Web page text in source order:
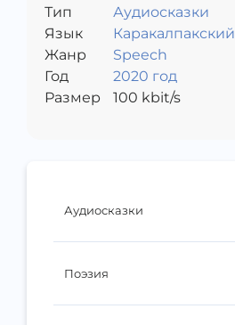
Аудиосказки
Поэзия
Тип
Аудиосказки
Язык
Каракалпакский
Жанр
Speech
Год
2020 год
Размер
100 kbit/s